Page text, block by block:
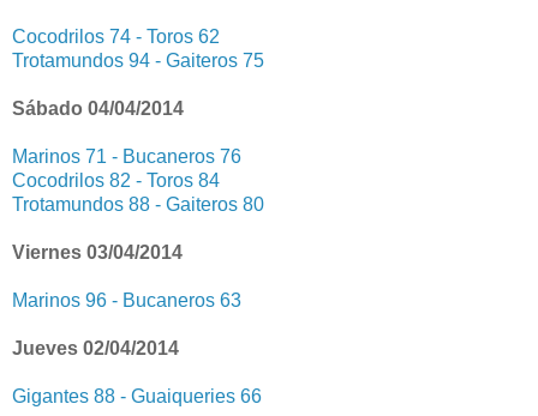
Cocodrilos 74 - Toros 62
Trotamundos 94 - Gaiteros 75
Sábado 04/04/2014
Marinos 71 - Bucaneros 76
Cocodrilos 82 - Toros 84
Trotamundos 88 - Gaiteros 80
Viernes 03/04/2014
Marinos 96 - Bucaneros 63
Jueves 02/04/2014
Gigantes 88 - Guaiqueries 66